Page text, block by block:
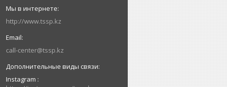
http://www.tssp.kz
call-center@tssp.kz
Instagram